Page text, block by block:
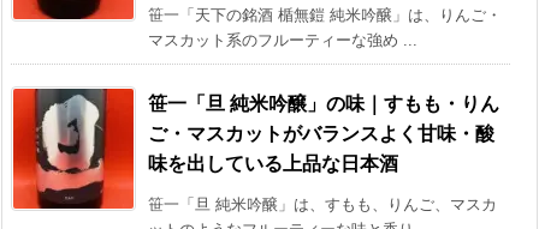
笹一「天下の銘酒 楯無鎧 純米吟醸」は、りんご・
マスカット系のフルーティーな強め ...
笹一「旦 純米吟醸」の味｜すもも・りん
ご・マスカットがバランスよく甘味・酸
味を出している上品な日本酒
笹一「旦 純米吟醸」は、すもも、りんご、マスカ